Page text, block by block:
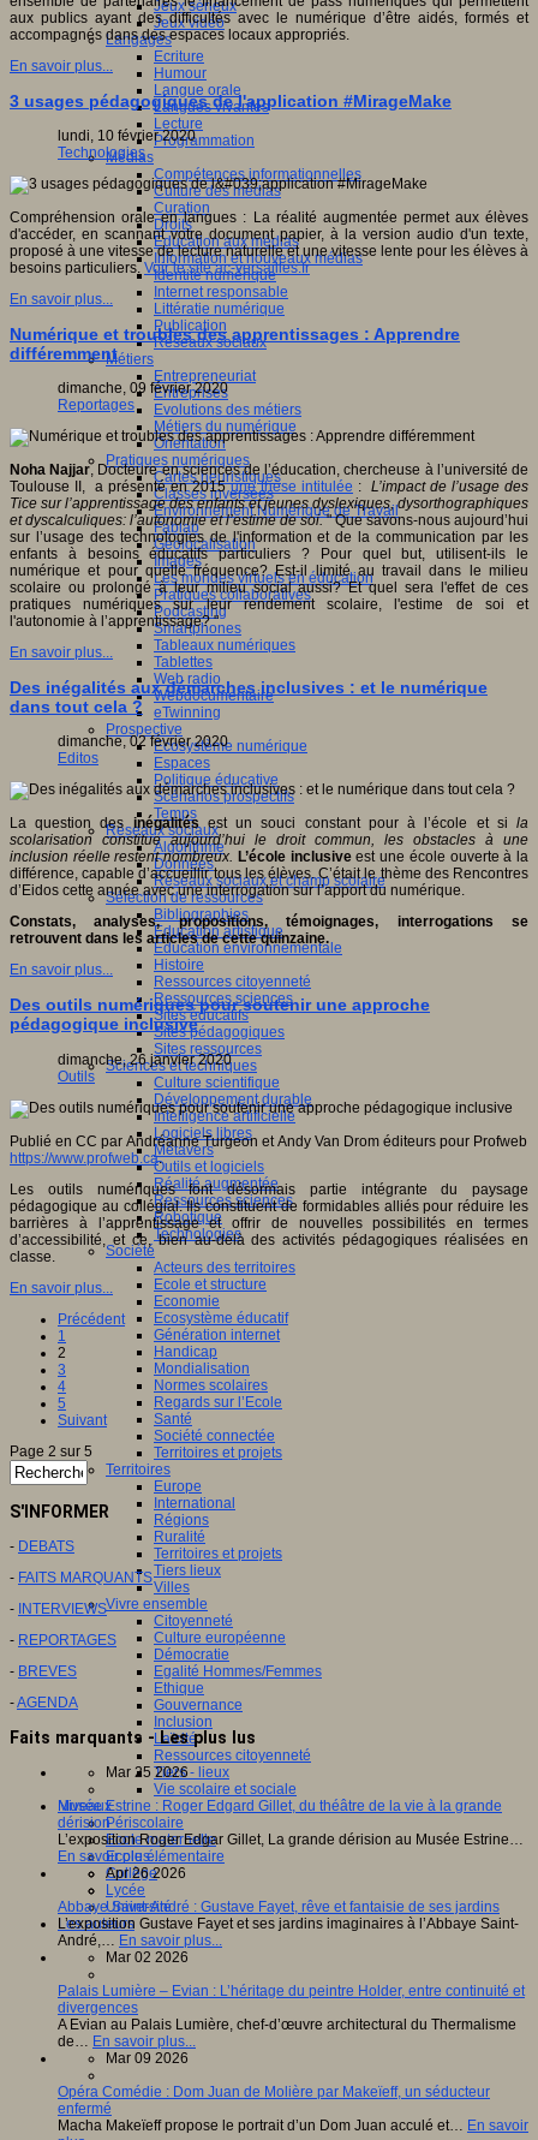
Jeux sérieux
Jeux vidéo
Langages
Ecriture
Humour
Langue orale
Langues vivantes
Lecture
Programmation
Médias
Compétences informationnelles
Culture des médias
Curation
Droits
Education aux médias
Information et nouveaux médias
Identité numérique
Internet responsable
Littératie numérique
Publication
Réseaux sociaux
Métiers
Entrepreneuriat
Entreprises
Evolutions des métiers
Métiers du numérique
Orientation
Pratiques numériques
Cartes heuristiques
Classes inversées
Environnement Numérique de Travail
Fablab
Géolocalisation
Images
Les mondes virtuels en éducation
Pratiques collaboratives
Podcasting
Smartphones
Tableaux numériques
Tablettes
Web radio
Webdocumentaire
eTwinning
Prospective
Ecosystème numérique
Espaces
Politique éducative
Scénarios prospectifs
Temps
Réseaux sociaux
Algorithme
Données
Réseaux sociaux et champ scolaire
Sélection de ressources
Bibliographies
Education artistique
Education environnementale
Histoire
Ressources citoyenneté
Ressources sciences
Sites éducatifs
Sites pédagogiques
Sites ressources
Sciences et techniques
Culture scientifique
Développement durable
Intelligence artificielle
Logiciels libres
Métavers
Outils et logiciels
Réalité augmentée
Ressources sciences
Robotique
Technologies
Société
Acteurs des territoires
Ecole et structure
Economie
Ecosystème éducatif
Génération internet
Handicap
Mondialisation
Normes scolaires
Regards sur l’Ecole
Santé
Société connectée
Territoires et projets
Territoires
Europe
International
Régions
Ruralité
Territoires et projets
Tiers lieux
Villes
Vivre ensemble
Citoyenneté
Culture européenne
Démocratie
Egalité Hommes/Femmes
Ethique
Gouvernance
Inclusion
Laïcité
Ressources citoyenneté
Tiers - lieux
Vie scolaire et sociale
Niveaux
Périscolaire
Ecole maternelle
Ecole élémentaire
Collège
Lycée
Université
Les auteurs
aux publics ayant des difficultés avec le numérique d’être aidés, formés et
accompagnés dans des espaces locaux appropriés.
En savoir plus...
3 usages pédagogiques de l'application #MirageMake
lundi, 10 février 2020
Technologies
Compréhension orale en langues : La réalité augmentée permet aux élèves
d'accéder, en scannant votre document papier, à la version audio d'un texte,
proposé à une vitesse de lecture naturelle et une vitesse lente pour les élèves à
besoins particuliers. Voir le site ac-versailles.fr
En savoir plus...
Numérique et troubles des apprentissages : Apprendre
différemment
dimanche, 09 février 2020
Reportages
Noha Najjar, Docteure en sciences de l’éducation, chercheuse à l’université de
Toulouse II, a présenté en 2015une thèse intitulée : L’impact de l’usage des
Tice sur l’apprentissage des enfants et jeunes dyslexiques, dysorthographiques
et dyscalculiques: l’autonomie et l’estime de soi." Que savons-nous aujourd’hui
sur l’usage des technologies de l'information et de la communication par les
enfants à besoins éducatifs particuliers ? Pour quel but, utilisent-ils le
numérique et pour quelle fréquence? Est-il limité au travail dans le milieu
scolaire ou prolongé à leur milieu social aussi? Et quel sera l'effet de ces
pratiques numériques sur leur rendement scolaire, l'estime de soi et
l'autonomie à l’apprentissage? "
En savoir plus...
Des inégalités aux démarches inclusives : et le numérique
dans tout cela ?
dimanche, 02 février 2020
Editos
La question desinégalitésest un souci constant pour à l’école et sila
scolarisation constitue aujourd’hui le droit commun, les obstacles à une
inclusion réelle restent nombreux. L’école inclusiveest une école ouverte à la
différence, capable d’accueillir tous les élèves. C’était le thème des Rencontres
d’Eidos cette année avec une interrogation sur l’apport du numérique.
Constats, analyses, propositions, témoignages, interrogations se
retrouvent dans les articles de cette quinzaine.
En savoir plus...
Des outils numériques pour soutenir une approche
pédagogique inclusive
dimanche, 26 janvier 2020
Outils
Publié en CC par Andréanne Turgeon et Andy Van Drom éditeurs pour Profweb
https://www.profweb.ca.
Les outils numériques font désormais partie intégrante du paysage
pédagogique au collégial. Ils constituent de formidables alliés pour réduire les
barrières à l’apprentissage et offrir de nouvelles possibilités en termes
d’accessibilité, et ce, bien au-delà des activités pédagogiques réalisées en
classe.
En savoir plus...
Précédent
1
2
3
4
5
Suivant
Page 2 sur 5
S'INFORMER
- DEBATS
- FAITS MARQUANTS
- INTERVIEWS
- REPORTAGES
- BREVES
-AGENDA
Faits marquants - Les plus lus
Mar 25 2026
Musée Estrine : Roger Edgard Gillet, du théâtre de la vie à la grande
dérision
L’exposition Roger Edgar Gillet, La grande dérision au Musée Estrine…
En savoir plus...
Apr 26 2026
Abbaye Saint-André : Gustave Fayet, rêve et fantaisie de ses jardins
L’exposition Gustave Fayet et ses jardins imaginaires à l’Abbaye Saint-
André,… En savoir plus...
Mar 02 2026
Palais Lumière – Evian : L’héritage du peintre Holder, entre continuité et
divergences
A Evian au Palais Lumière, chef-d’œuvre architectural du Thermalisme
de… En savoir plus...
Mar 09 2026
Opéra Comédie : Dom Juan de Molière par Makeïeff, un séducteur
enfermé
Macha Makeïeff propose le portrait d’un Dom Juan acculé et… En savoir